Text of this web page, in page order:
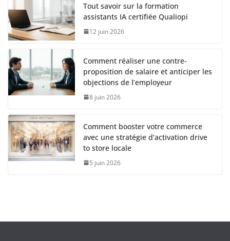
Tout savoir sur la formation
assistants IA certifiée Qualiopi
12 juin 2026
Comment réaliser une contre-
proposition de salaire et anticiper les
objections de l’employeur
8 juin 2026
Comment booster votre commerce
avec une stratégie d’activation drive
to store locale
5 juin 2026